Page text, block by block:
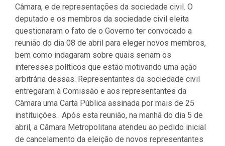
Câmara, e de representações da sociedade civil. O
deputado e os membros da sociedade civil eleita
questionaram o fato de o Governo ter convocado a
reunião do dia 08 de abril para eleger novos membros,
bem como indagaram sobre quais seriam os
interesses políticos que estão motivando uma ação
arbitrária dessas. Representantes da sociedade civil
entregaram à Comissão e aos representantes da
Câmara uma Carta Pública assinada por mais de 25
instituições. Após esta reunião, na manhã do dia 5 de
abril, a Câmara Metropolitana atendeu ao pedido inicial
de cancelamento da eleição de novos representantes